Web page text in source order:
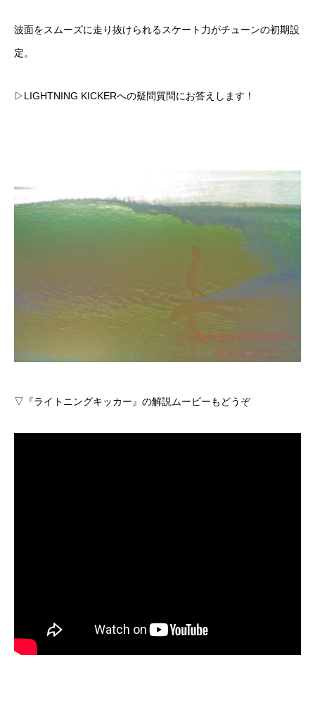
波面をスムーズに走り抜けられるスケート力がチューンの初期設
定。
▷LIGHTNING KICKERへの疑問質問にお答えします！
▽『ライトニングキッカー 』の解説ムービーもどうぞ